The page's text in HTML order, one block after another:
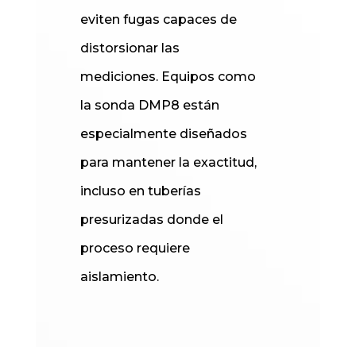
eviten fugas capaces de
distorsionar las
mediciones. Equipos como
la sonda DMP8 están
especialmente diseñados
para mantener la exactitud,
incluso en tuberías
presurizadas donde el
proceso requiere
aislamiento.